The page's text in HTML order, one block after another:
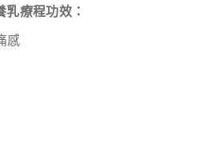
療程功效：
感